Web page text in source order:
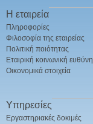
Η εταιρεία
Πληροφορίες
Φιλοσοφία της εταιρείας
Πολιτική ποιότητας
Εταιρική κοινωνική ευθύνη
Οικονομικά στοιχεία
Υπηρεσίες
Εργαστηριακές δοκιμές